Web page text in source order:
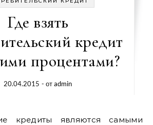
Где взять
кредит
процентами?
20.04.2015 - отadmin
кредиты являются самыми